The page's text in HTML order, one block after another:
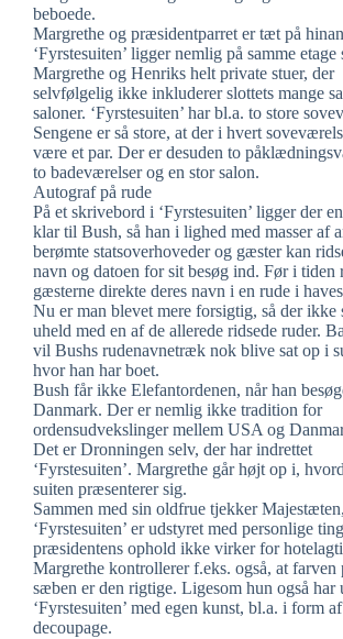
beboede.
Margrethe og præsidentparret er tæt på
‘Fyrstesuiten’ ligger nemlig på samme etage
Margrethe og Henriks helt private stuer, der
selvfølgelig ikke inkluderer slottets mange
saloner. ‘Fyrstesuiten’ har bl.a. to store
Sengene er så store, at der i hvert
være et par. Der er desuden to
to badeværelser og en stor salon.
Autograf på rude
På et skrivebord i ‘Fyrstesuiten’ ligger der
klar til Bush, så han i lighed med masser af
berømte statsoverhoveder og gæster kan
navn og datoen for sit besøg ind. Før i tiden
gæsterne direkte deres navn i en rude i
Nu er man blevet mere forsigtig, så der ikke
uheld med en af de allerede ridsede ruder.
vil Bushs rudenavnetræk nok blive sat op i
hvor han har boet.
Bush får ikke Elefantordenen, når han
Danmark. Der er nemlig ikke tradition for
ordensudvekslinger mellem USA og
Det er Dronningen selv, der har indrettet
‘Fyrstesuiten’. Margrethe går højt op i,
suiten præsenterer sig.
Sammen med sin oldfrue tjekker
‘Fyrstesuiten’ er udstyret med personlige
præsidentens ophold ikke virker for
Margrethe kontrollerer f.eks. også, at farven
sæben er den rigtige. Ligesom hun også har
‘Fyrstesuiten’ med egen kunst, bl.a. i form af
decoupage.